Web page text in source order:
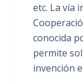
etc. La vía
conocida
permite
invención